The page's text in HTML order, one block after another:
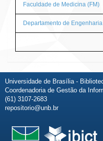
Faculdade de Medicina (FM)
Departamento de Engenharia
Universidade de Brasília -
Coordenadoria de Gestão da
(61) 3107-2683
repositorio@unb.br